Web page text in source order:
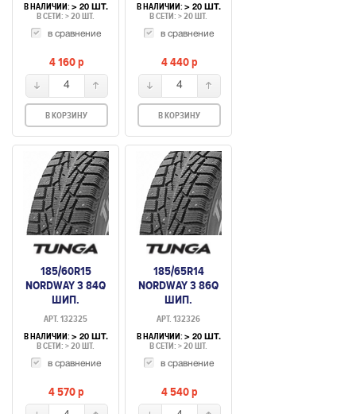
В НАЛИЧИИ: > 20 ШТ.
В СЕТИ: > 20 ШТ.
в сравнение
4 160p
4
В КОРЗИНУ
В НАЛИЧИИ: > 20 ШТ.
В СЕТИ: > 20 ШТ.
в сравнение
4 440p
4
В КОРЗИНУ
185/60R15
NORDWAY 3 84Q
ШИП.
АРТ. 132325
В НАЛИЧИИ: > 20 ШТ.
В СЕТИ: > 20 ШТ.
в сравнение
4 570p
185/65R14
NORDWAY 3 86Q
ШИП.
АРТ. 132326
В НАЛИЧИИ: > 20 ШТ.
В СЕТИ: > 20 ШТ.
в сравнение
4 540p